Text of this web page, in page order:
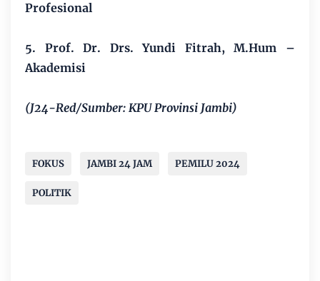
Profesional
5. Prof. Dr. Drs. Yundi Fitrah, M.Hum –
Akademisi
(J24-Red/Sumber: KPU Provinsi Jambi)
FOKUS JAMBI 24 JAM PEMILU 2024
POLITIK